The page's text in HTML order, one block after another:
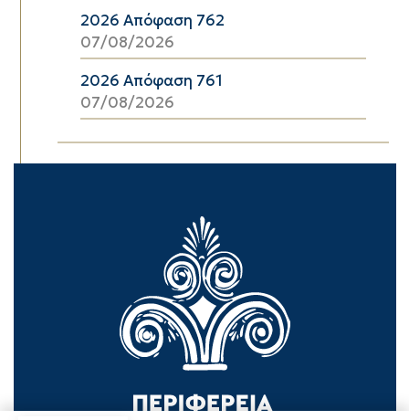
2026 Απόφαση 762
07/08/2026
2026 Απόφαση 761
07/08/2026